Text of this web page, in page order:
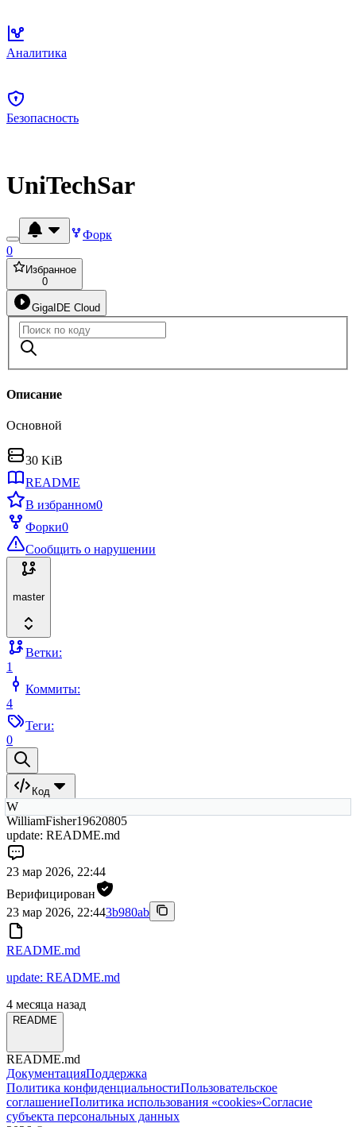
Аналитика
Безопасность
UniTechSar
Форк
0
Избранное
0
GigaIDE Cloud
Описание
Основной
30 KiB
README
В избранном0
Форки0
Сообщить о нарушении
master
Ветки:
1
Коммиты:
4
Теги:
0
Код
W
WilliamFisher19620805
update: README.md
23 мар 2026, 22:44
Верифицирован
23 мар 2026, 22:443b980ab
README.md
update: README.md
4 месяца назад
README
README.md
ДокументацияПоддержка
Политика конфиденциальностиПользовательское
соглашениеПолитика использования «cookies»Согласие
субъекта персональных данных